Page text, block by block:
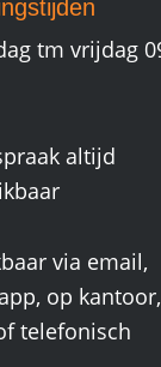
tm vrijdag
altijd
via email,
op
telefonisch